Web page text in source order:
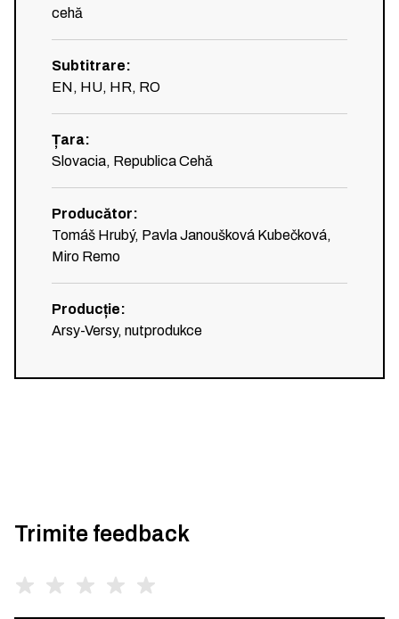
cehă
Subtitrare:
EN, HU, HR, RO
Țara:
Slovacia, Republica Cehă
Producător:
Tomáš Hrubý, Pavla Janoušková Kubečková,
Miro Remo
Producție:
Arsy-Versy, nutprodukce
Trimite feedback